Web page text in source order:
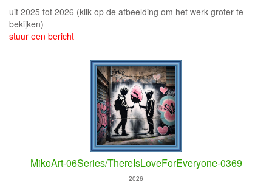
uit 2025 tot 2026 (klik op de afbeelding om het werk groter te
bekijken)
stuur een bericht
MikoArt-06Series/ThereIsLoveForEveryone-0369
2026